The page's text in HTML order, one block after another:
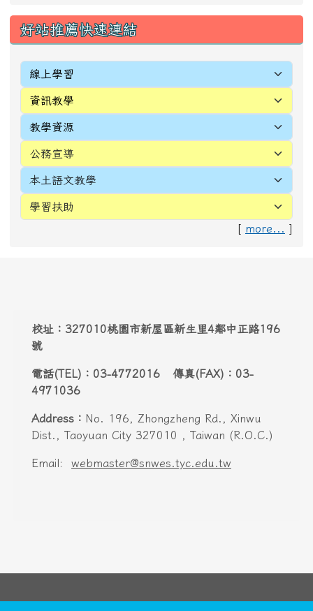
好站推薦快速連結
[ more... ]
校址：327010桃園市新屋區新生里4鄰中正路196
號
電話(TEL)：03-4772016 傳真(FAX)：03-
4971036
Address： No. 196, Zhongzheng Rd., Xinwu
Dist., Taoyuan City 327010 , Taiwan (R.O.C.)
Email: webmaster@snwes.tyc.edu.tw